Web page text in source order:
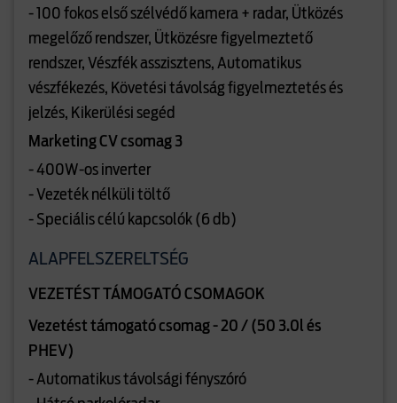
- 100 fokos első szélvédő kamera + radar, Ütközés
megelőző rendszer, Ütközésre figyelmeztető
rendszer, Vészfék asszisztens, Automatikus
vészfékezés, Követési távolság figyelmeztetés és
jelzés, Kikerülési segéd
Marketing CV csomag 3
- 400W-os inverter
- Vezeték nélküli töltő
- Speciális célú kapcsolók (6 db)
ALAPFELSZERELTSÉG
VEZETÉST TÁMOGATÓ CSOMAGOK
Vezetést támogató csomag - 20 / (50 3.0l és
PHEV)
- Automatikus távolsági fényszóró